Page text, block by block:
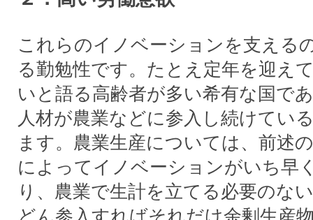
これらのイノベーションを支える
る勤勉性です。たとえ定年を迎え
いと語る高齢者が多い希有な国で
人材が農業などに参入し続けてい
ます。農業生産については、前述
によってイノベーションがいち早
り、農業で生計を立てる必要のな